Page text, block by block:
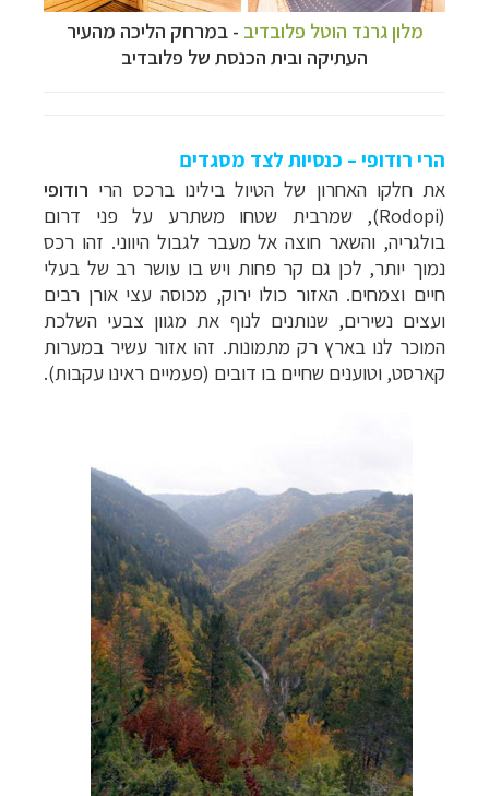
מלון גרנד הוטל פלובדיב - במרחק הליכה מהעיר
העתיקה ובית הכנסת של פלובדיב
הרי רודופי – כנסיות לצד מסגדים
את חלקו האחרון של הטיול בילינו ברכס הרי רודופי
(
Rodopi), שמרבית שטחו משתרע על פני דרום
בולגריה, והשאר חוצה אל מעבר לגבול היווני. זהו רכס
נמוך יותר, לכן גם קר פחות ויש בו עושר רב של בעלי
חיים וצמחים. האזור כולו ירוק, מכוסה עצי אורן רבים
ועצים נשירים, שנותנים לנוף את מגוון צבעי השלכת
המוכר לנו בארץ רק מתמונות. זהו אזור עשיר במערות
קארסט, וטוענים שחיים בו דובים (פעמיים ראינו עקבות).